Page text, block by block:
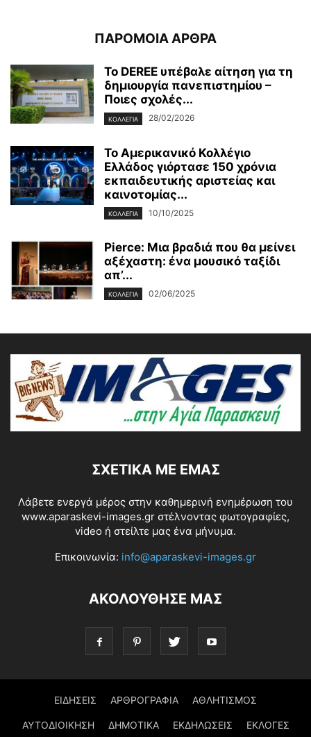
ΠΑΡΟΜΟΙΑ ΑΡΘΡΑ
To DEREE υπέβαλε αίτηση για τη
δημιουργία πανεπιστημίου –
Ποιες σχολές...
ΚΟΛΛΕΓΙΑ 28/02/2026
Το Αμερικανικό Κολλέγιο
Ελλάδος γιόρτασε 150 χρόνια
εκπαιδευτικής αριστείας και
καινοτομίας...
ΚΟΛΛΕΓΙΑ 10/10/2025
Pierce: Μια βραδιά που θα μείνει
αξέχαστη: ένα μουσικό ταξίδι
απ’...
ΚΟΛΛΕΓΙΑ 02/06/2025
ΣΧΕΤΙΚΆ ΜΕ ΕΜΆΣ
Λάβετε ενεργά μέρος στην καθημερινή ενημέρωση του
www.aparaskevi-images.gr στέλνοντας φωτογραφίες,
video ή στείλτε μας ένα μήνυμα.
Επικοινωνία: info@aparaskevi-images.gr
ΑΚΟΛΟΥΘΗΣΕ ΜΑΣ
ΕΙΔΗΣΕΙΣ ΑΡΘΡΟΓΡΑΦΙΑ ΑΘΛΗΤΙΣΜΟΣ
ΑΥΤΟΔΙΟΙΚΗΣΗ ΔΗΜΟΤΙΚΑ ΕΚΔΗΛΩΣΕΙΣ ΕΚΛΟΓΕΣ